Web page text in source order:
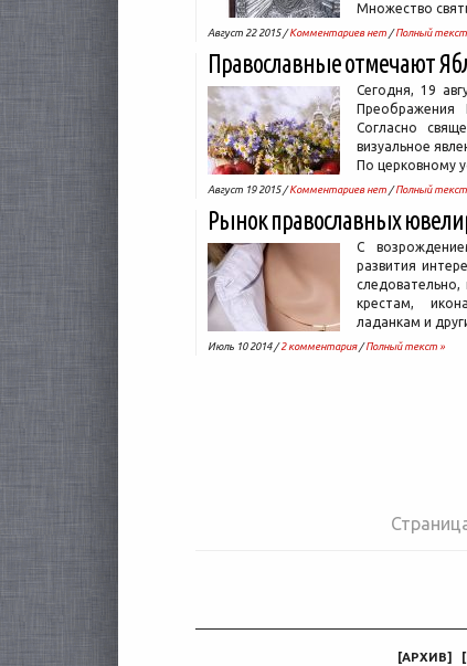
Множество
Август 22 2015 /Комментариев нет /Полный
Православные отмечают
Сегодня, 19
Преображения
Согласно
визуальное
По церковному
Август 19 2015 /Комментариев нет /Полный
Рынок православных
С
развития
крестам,
ладанкам и
Июль 10 2014 /2 комментария/Полный текст »
[АРХИВ] [